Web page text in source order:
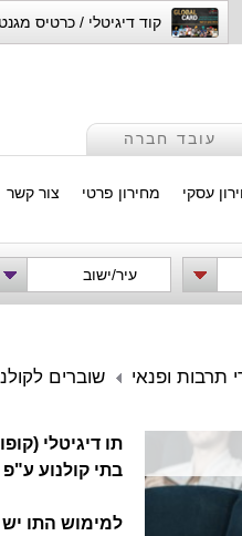
קוד דיגיטלי / כרטיס
עובד חברה
עסקי מחירון פרטי צור קשר
עיר/ישוב
תרבות ופנאי שוברים
תו דיגיטלי
בתי קולנוע
למימוש התו